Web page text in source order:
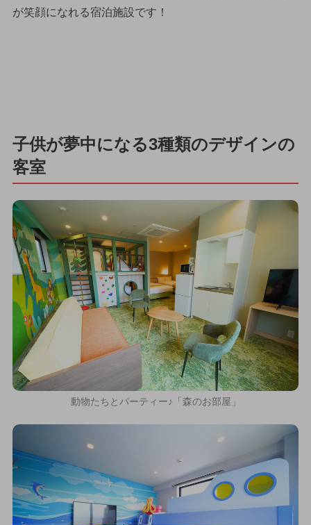
が笑顔になれる宿泊施設です！
子供が夢中になる3種類のデザインの
客室
動物たちとパーティー♪「森のお部屋」